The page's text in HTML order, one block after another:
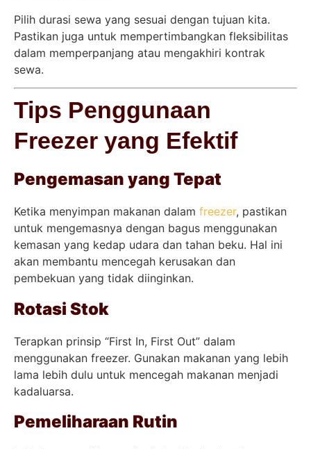
Pilih durasi sewa yang sesuai dengan tujuan kita.
Pastikan juga untuk mempertimbangkan fleksibilitas
dalam memperpanjang atau mengakhiri kontrak
sewa.
Tips Penggunaan
Freezer yang Efektif
Pengemasan yang Tepat
Ketika menyimpan makanan dalam freezer, pastikan
untuk mengemasnya dengan bagus menggunakan
kemasan yang kedap udara dan tahan beku. Hal ini
akan membantu mencegah kerusakan dan
pembekuan yang tidak diinginkan.
Rotasi Stok
Terapkan prinsip “First In, First Out” dalam
menggunakan freezer. Gunakan makanan yang lebih
lama lebih dulu untuk mencegah makanan menjadi
kadaluarsa.
Pemeliharaan Rutin